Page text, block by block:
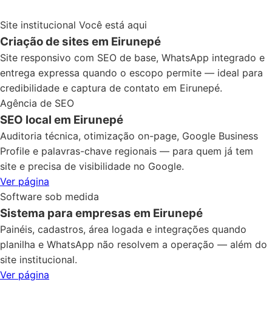
Site institucional Você está aqui
Criação de sites em Eirunepé
Site responsivo com SEO de base, WhatsApp integrado e
entrega expressa quando o escopo permite — ideal para
credibilidade e captura de contato em Eirunepé.
Agência de SEO
SEO local em Eirunepé
Auditoria técnica, otimização on-page, Google Business
Profile e palavras-chave regionais — para quem já tem
site e precisa de visibilidade no Google.
Ver página
Software sob medida
Sistema para empresas em Eirunepé
Painéis, cadastros, área logada e integrações quando
planilha e WhatsApp não resolvem a operação — além do
site institucional.
Ver página